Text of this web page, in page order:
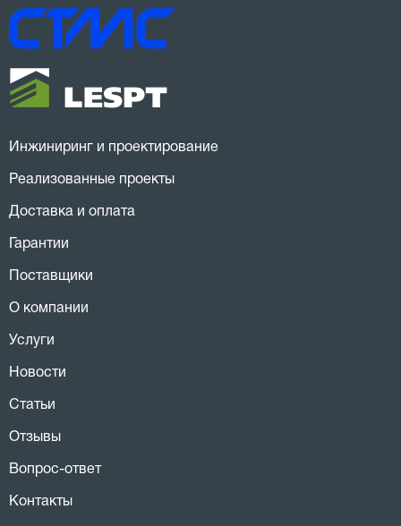
Инжиниринг и проектирование
Реализованные проекты
Доставка и оплата
Гарантии
Поставщики
О компании
Услуги
Новости
Статьи
Отзывы
Вопрос-ответ
Контакты